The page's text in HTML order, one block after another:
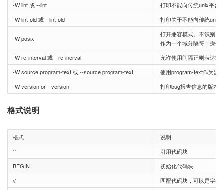
-W lint 或 --lint
打印不能向传统unix平台
-W lint-old 或 --lint-old
打印关于不能向传统unix
-W posix
打开兼容模式。不识别
作为一个域分隔符；操作
-W re-interval 或 --re-inerval
允许使用间隔正则表达
-W source program-text 或 --source program-text
使用program-text作为源
-W version or --version
打印bug报告信息的版本
格式说明
格式
说明
' '
引用代码块
BEGIN
初始化代码块
//
匹配代码块，可以是字符